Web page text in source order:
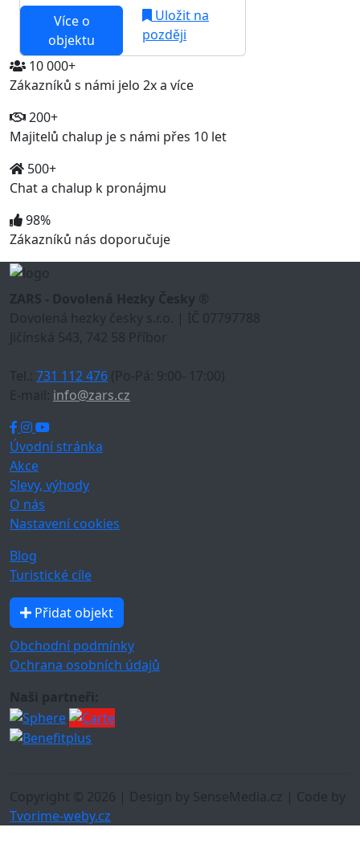
Více o
objektu
Uložit na
později
10 000+
Zákazníků s námi jelo 2x a více
200+
Majitelů chalup je s námi přes 10 let
500+
Chat a chalup k pronájmu
98%
Zákazníků nás doporučuje
ZARS - Dovolená Hezky Česky ®
Dovolená hezky česky s.r.o. | IČ 07797788
Jičínská 543, 742 58 Příbor
Tel.: 731 112 476 (Po-Pá: 9:00- 17:00)
E-mail: info@zars.cz
Úvodní stránka
Akce
Slevy, výhody
O nás
Nastavení cookies
Blog
Turistické cíle
Přidat objekt
Obchodní podmínky
Ochrana osobních údajů
Naši partneři:
Copyright © 2026 | Design by SenseMedia.cz | Code by
Tvorime-weby.cz